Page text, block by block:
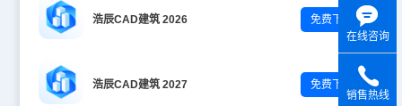
浩辰CAD建筑 2026 免费下载
浩辰CAD建筑 2027 免费下载
在线咨询
销售热线